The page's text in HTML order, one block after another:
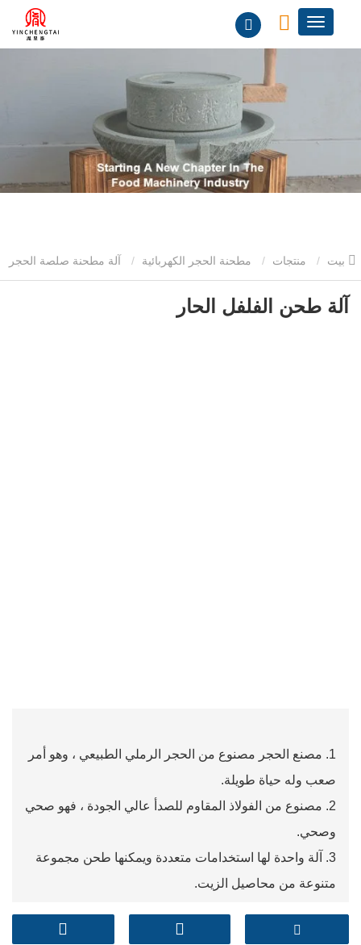
منتجات مطحنة الحجر الكهربائية آلة مطحنة صلصة الحجر
الكهربائية
آلة طحن الفلفل الحار
1. مصنع الحجر مصنوع من الحجر الرملي الطبيعي ، وهو أمر
صعب وله حياة طويلة.
2. مصنوع من الفولاذ المقاوم للصدأ عالي الجودة ، فهو صحي
وصحي.
3. آلة واحدة لها استخدامات متعددة ويمكنها طحن مجموعة
متنوعة من محاصيل الزيت.